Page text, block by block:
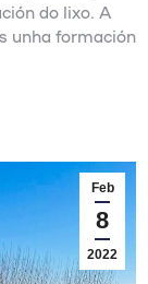
do lixo. A
unha formación
Feb
8
2022